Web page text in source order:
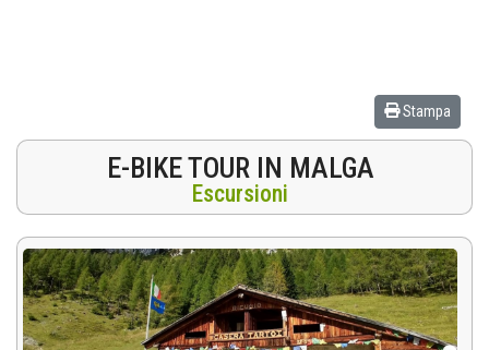
Stampa
E-BIKE TOUR IN MALGA
Escursioni